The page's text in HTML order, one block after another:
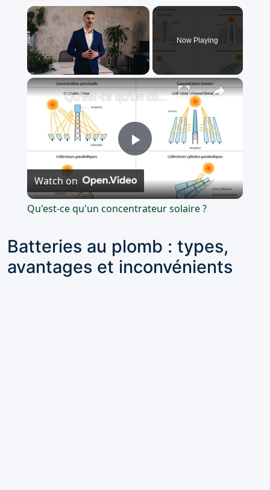
×
Unmute
Now Playing
×
Play
Video
Qu'est-ce qu'un concentrateur solaire ?
Watch on
Qu'est-ce qu'un concentrateur solaire ?
Batteries au plomb : types,
avantages et inconvénients